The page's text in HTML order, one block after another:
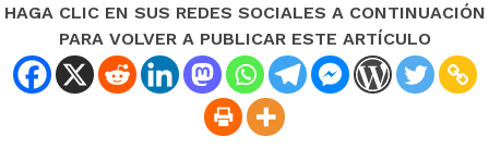
HAGA CLIC EN SUS REDES SOCIALES A CONTINUACIÓN
PARA VOLVER A PUBLICAR ESTE ARTÍCULO